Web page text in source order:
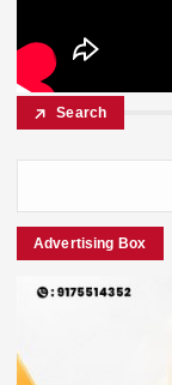
Search
Advertising Box